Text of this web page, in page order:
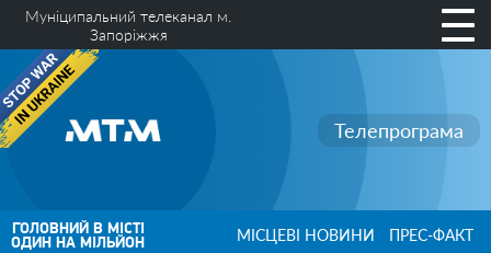
Муніципальний телеканал м.
Запоріжжя
Телепрограма
ГОЛОВНИЙ В МІСТІ
ОДИН НА МІЛЬЙОН МІСЦЕВІ НОВИНИ ПРЕС-ФАКТ